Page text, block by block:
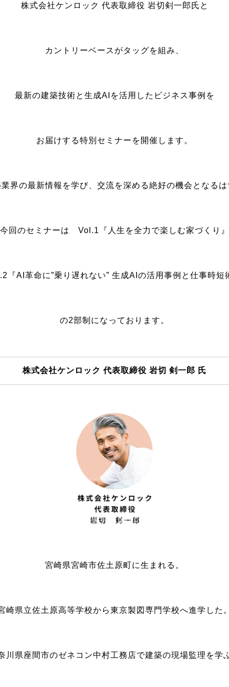
株式会社ケンロック 代表取締役 岩切剣一郎氏と
カントリーベースがタッグを組み、
最新の建築技術と生成AIを活用したビジネス事例を
お届けする特別セミナーを開催します。
界の最新情報を学び、交流を深める絶好の機会となる
今回のセミナーは Vol.1『人生を全力で楽しむ家づくり』
『AI革命に”乗り遅れない” 生成AIの活用事例と仕事時短
の2部制になっております。
株式会社ケンロック 代表取締役 岩切 剣一郎 氏
宮崎県宮崎市佐土原町に生まれる。
崎県立佐土原高等学校から東京製図専門学校へ進学した
川県座間市のゼネコン中村工務店で建築の現場監理を学